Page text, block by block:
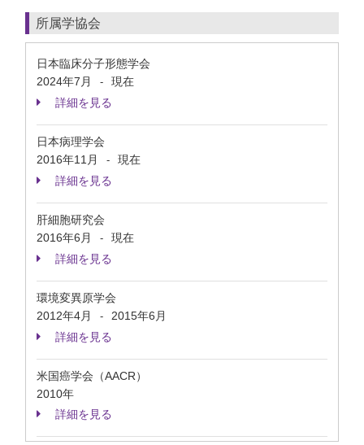
所属学協会
日本臨床分子形態学会
2024年7月
-
現在
詳細を見る
日本病理学会
2016年11月
-
現在
詳細を見る
肝細胞研究会
2016年6月
-
現在
詳細を見る
環境変異原学会
2012年4月
-
2015年6月
詳細を見る
米国癌学会（AACR）
2010年
詳細を見る